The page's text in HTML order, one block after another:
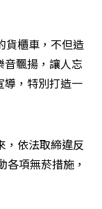
貨櫃車，不但造
飄揚，讓人忘
導，特別打造一
，依法取締違反
項無菸措施，